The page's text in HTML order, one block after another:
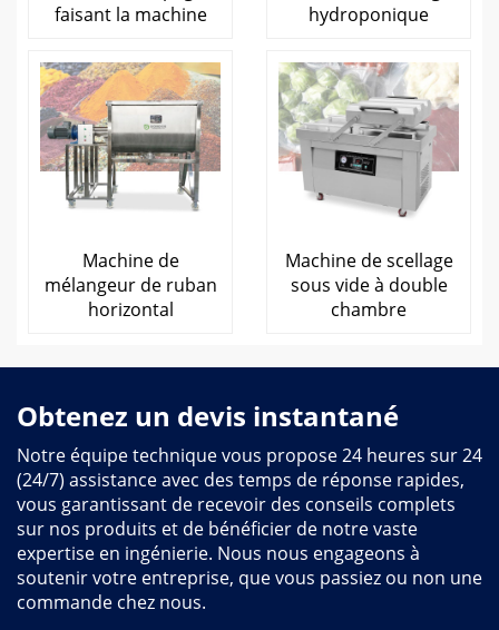
faisant la machine
hydroponique
Machine de
mélangeur de ruban
horizontal
Machine de scellage
sous vide à double
chambre
Obtenez un devis instantané
Notre équipe technique vous propose 24 heures sur 24
(24/7) assistance avec des temps de réponse rapides,
vous garantissant de recevoir des conseils complets
sur nos produits et de bénéficier de notre vaste
expertise en ingénierie. Nous nous engageons à
soutenir votre entreprise, que vous passiez ou non une
commande chez nous.